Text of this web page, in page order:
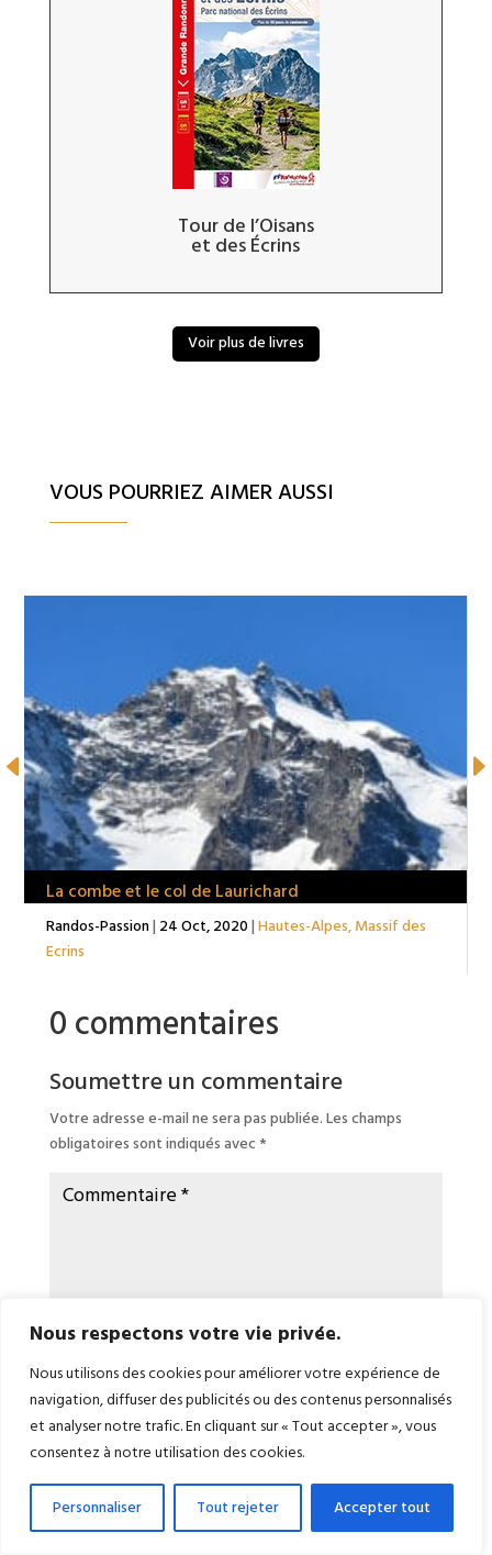
Nous respectons votre vie privée.
Nous utilisons des cookies pour améliorer votre expérience de
navigation, diffuser des publicités ou des contenus personnalisés
et analyser notre trafic. En cliquant sur « Tout accepter », vous
consentez à notre utilisation des cookies.
Personnaliser Tout rejeter Accepter tout
Tour de l’Oisans
et des Écrins
Voir plus de livres
VOUS POURRIEZ AIMER AUSSI
La combe et le col de Laurichard
Randos-Passion| 24 Oct, 2020 | Hautes-Alpes, Massif des
Ecrins
0 commentaires
Soumettre un commentaire
Votre adresse e-mail ne sera pas publiée. Les champs
obligatoires sont indiqués avec *